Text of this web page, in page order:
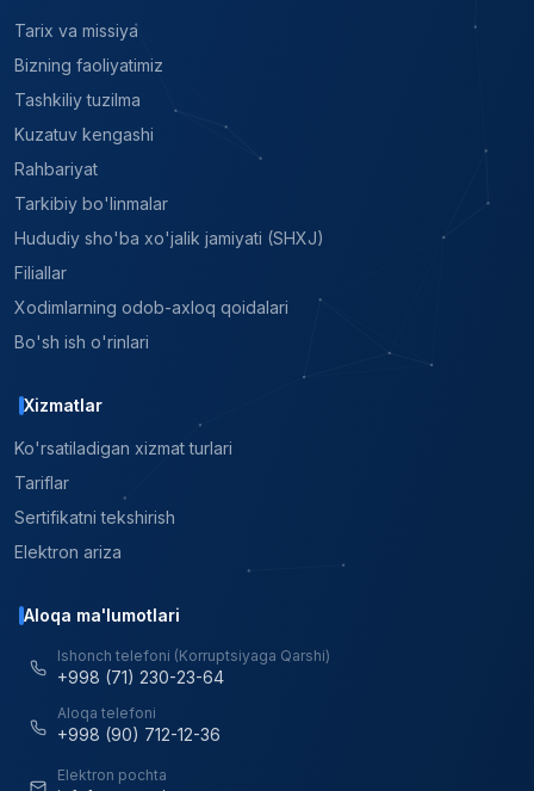
Tarix va missiya
Bizning faoliyatimiz
Tashkiliy tuzilma
Kuzatuv kengashi
Rahbariyat
Tarkibiy bo'linmalar
Hududiy sho'ba xo'jalik jamiyati (SHXJ)
Filiallar
Xodimlarning odob-axloq qoidalari
Bo'sh ish o'rinlari
Xizmatlar
Ko'rsatiladigan xizmat turlari
Tariflar
Sertifikatni tekshirish
Elektron ariza
Aloqa ma'lumotlari
Ishonch telefoni (Korruptsiyaga Qarshi)
+998 (71) 230-23-64
Aloqa telefoni
+998 (90) 712-12-36
Elektron pochta